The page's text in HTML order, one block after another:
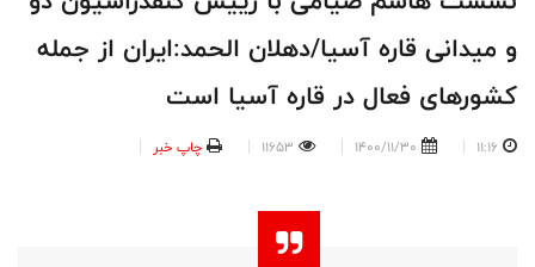
-
و میدانی قاره آسیا/دهلان الحمد:ایران از جمله
کشورهای فعال در قاره آسیا است
11:16
1400/11/30
11653 چاپ خبر